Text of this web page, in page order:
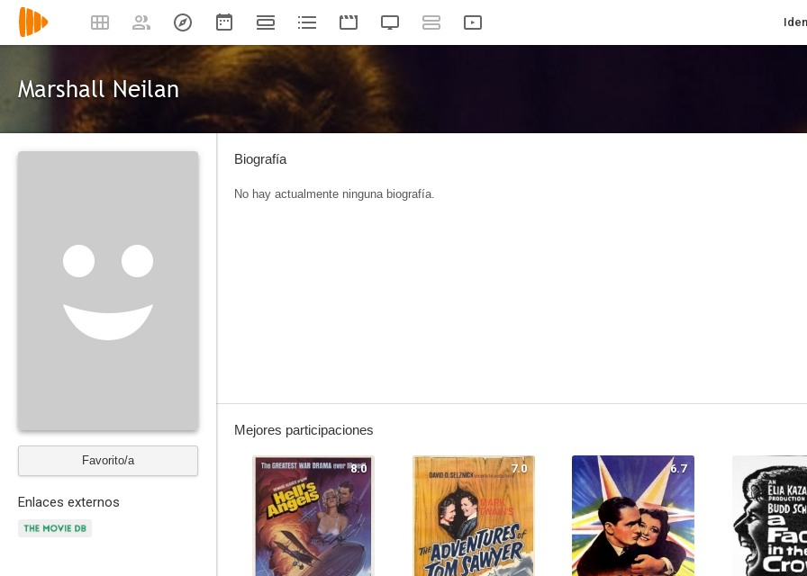
Marshall Neilan
Favorito/a
Enlaces externos
Biografía
No hay actualmente ninguna biografía.
Mejores participaciones
8.0 7.0 6.7